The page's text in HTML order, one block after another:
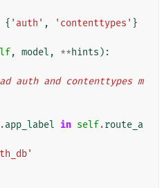
{ 'auth' , 'contenttypes' }
, model , **hints ):
.app_label in self.route_a